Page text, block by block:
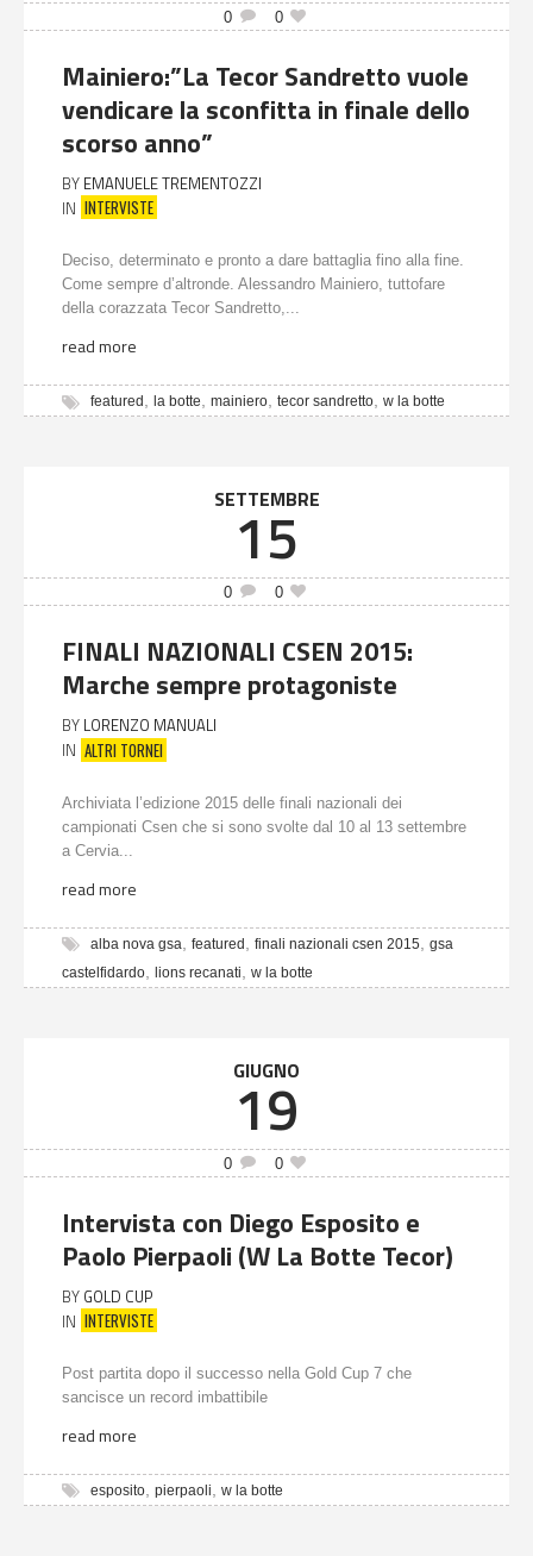
0 0
Mainiero:”La Tecor Sandretto vuole
vendicare la sconfitta in finale dello
scorso anno”
BY EMANUELE TREMENTOZZI
IN INTERVISTE
Deciso, determinato e pronto a dare battaglia fino alla fine.
Come sempre d’altronde. Alessandro Mainiero, tuttofare
della corazzata Tecor Sandretto,...
read more
featured , la botte, mainiero, tecor sandretto, w la botte
SETTEMBRE
15
0 0
FINALI NAZIONALI CSEN 2015:
Marche sempre protagoniste
BY LORENZO MANUALI
IN ALTRI TORNEI
Archiviata l’edizione 2015 delle finali nazionali dei
campionati Csen che si sono svolte dal 10 al 13 settembre
a Cervia...
read more
alba nova gsa featured finali nazionali csen 2015
gsa
castelfidardo lions recanati w la botte
GIUGNO
19
0 0
Intervista con Diego Esposito e
Paolo Pierpaoli (W La Botte Tecor)
BY GOLD CUP
IN INTERVISTE
Post partita dopo il successo nella Gold Cup 7 che
sancisce un record imbattibile
read more
esposito pierpaoli w la botte